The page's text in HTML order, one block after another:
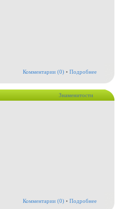
Комментарии (0) • Подробнее
Знаменитости
Комментарии (0) • Подробнее